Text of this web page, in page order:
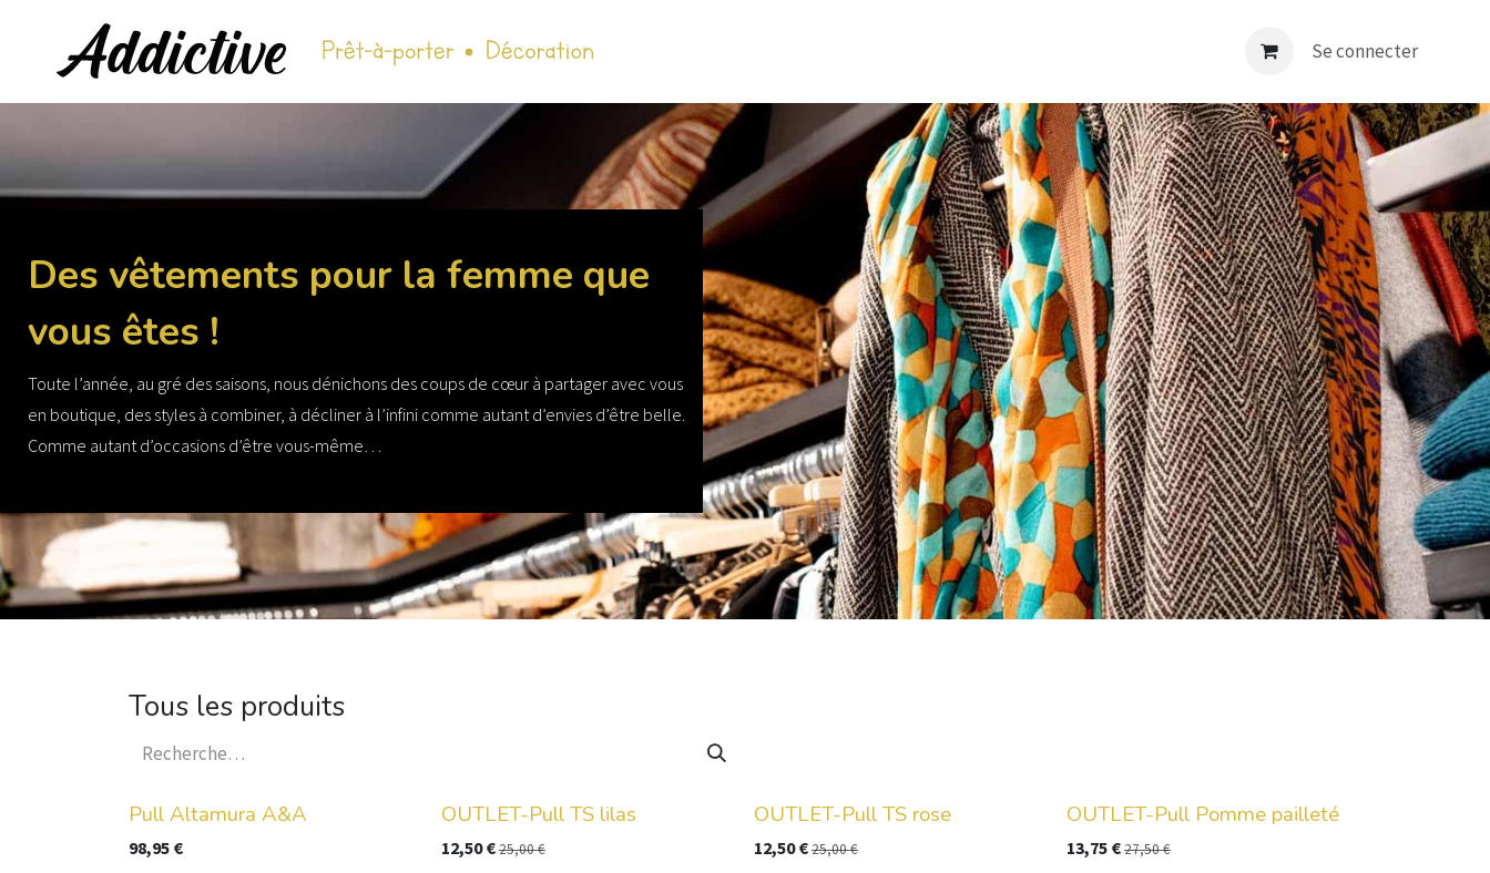
Se connecter
Des vêtements pour la femme que
vous êtes !
Toute l’année, au gré des saisons, nous dénichons des coups de cœur à partager avec vous
en boutique, des styles à combiner, à décliner à l’infini comme autant d’envies d’être belle.
Comme autant d’occasions d’être vous-même…
Tous les produits
Pull Altamura A&A
98,95€
OUTLET-Pull TS lilas
12,50€25,00€
OUTLET-Pull TS rose
12,50€25,00€
OUTLET-Pull Pomme pailleté
13,75 €27,50€